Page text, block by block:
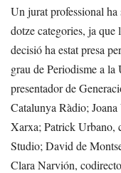
Un jurat professional ha
dotze categories, ja
decisió ha estat presa
grau de Periodisme a
presentador de
Catalunya Ràdio;
Xarxa; Patrick Urbano,
Studio; David de
Clara Narvión,